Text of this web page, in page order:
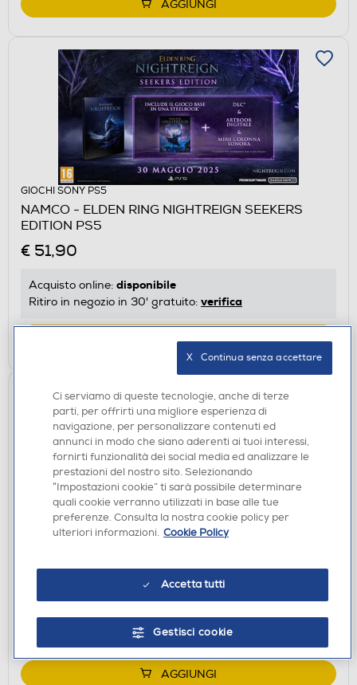
AGGIUNGI
GIOCHI SONY PS5
NAMCO - ELDEN RING NIGHTREIGN SEEKERS
EDITION PS5
€ 51,90
Acquisto online: disponibile
Ritiro in negozio in 30' gratuito: verifica
AGGIUNGI
Preordina
Acquisto online:disponibile
non disponibile
AGGIUNGI
Ci serviamo di queste tecnologie, anche di terze
parti, per offrirti una migliore esperienza di
navigazione, per personalizzare contenuti ed
annunci in modo che siano aderenti ai tuoi interessi,
fornirti funzionalità dei social media ed analizzare le
prestazioni del nostro sito. Selezionando
“Impostazioni cookie” ti sarà possibile determinare
quali cookie verranno utilizzati in base alle tue
preferenze. Consulta la nostra cookie policy per
ulteriori informazioni. Cookie Policy
Accetta tutti
Gestisci cookie
X   Continua senza accettare